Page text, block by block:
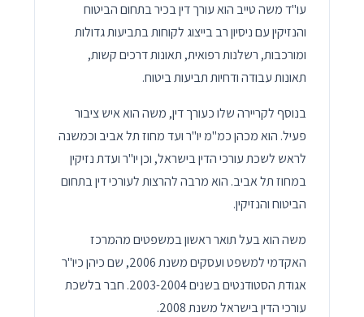
עו"ד משה טייב הוא עורך דין בכיר בתחום הביטוח
והנזיקין עם ניסיון רב בייצוג לקוחות בתביעות גדולות
ומורכבות, רשלנות רפואית, תאונות דרכים קשות,
תאונות עבודה ודחיות תביעות ביטוח.
בנוסף לקריירה שלו כעורך דין, משה הוא איש ציבור
פעיל. הוא מכהן כמ"מ יו"ר ועד מחוז תל אביב וכמשנה
לראש לשכת עורכי הדין בישראל, וכן יו"ר ועדת נזיקין
במחוז תל אביב. הוא מרבה להרצות לעורכי דין בתחום
הביטוח והנזיקין.
משה הוא בעל תואר ראשון במשפטים מהמרכז
האקדמי למשפט ועסקים משנת 2006, שם כיהן כיו"ר
אגודת הסטודנטים בשנים 2003-2004. חבר בלשכת
עורכי הדין בישראל משנת 2008.